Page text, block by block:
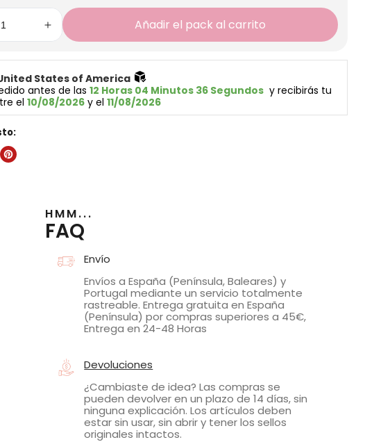
Añadir el pack al carrito
States of America
antes de las 12 Horas 04 Minutos 36 Segundos
  y recibirás tu
el 10/08/2026 y el 11/08/2026
HMM...
FAQ
Envío
Envíos a España (Península, Baleares) y
Portugal mediante un servicio totalmente
rastreable. Entrega gratuita en España
(Península) por compras superiores a 45€,
Entrega en 24-48 Horas
Devoluciones
¿Cambiaste de idea? Las compras se
pueden devolver en un plazo de 14 días, sin
ninguna explicación. Los artículos deben
estar sin usar, sin abrir y tener los sellos
originales intactos.